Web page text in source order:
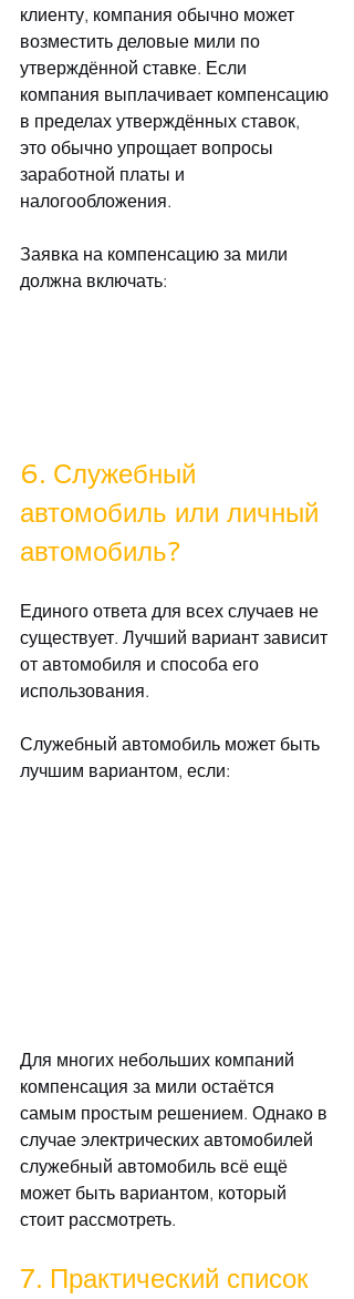
клиенту, компания обычно может
возместить деловые мили по
утверждённой ставке. Если
компания выплачивает компенсацию
в пределах утверждённых ставок,
это обычно упрощает вопросы
заработной платы и
налогообложения.
Заявка на компенсацию за мили
должна включать:
6. Служебный
автомобиль или личный
автомобиль?
Единого ответа для всех случаев не
существует. Лучший вариант зависит
от автомобиля и способа его
использования.
Служебный автомобиль может быть
лучшим вариантом, если:
Для многих небольших компаний
компенсация за мили остаётся
самым простым решением. Однако в
случае электрических автомобилей
служебный автомобиль всё ещё
может быть вариантом, который
стоит рассмотреть.
7. Практический список